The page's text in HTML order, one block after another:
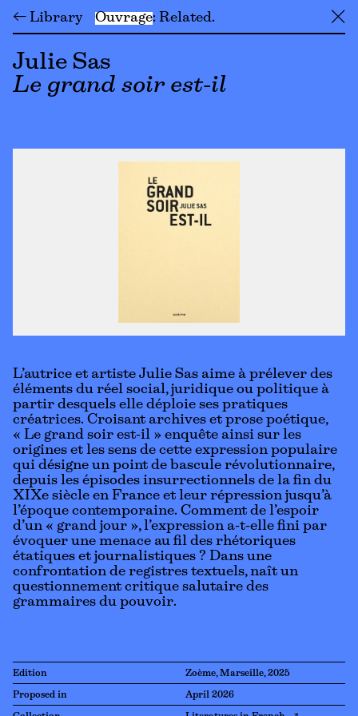
← Library Ouvrage Related ╳
Julie Sas
Le grand soir est-il
L’autrice et artiste Julie Sas aime à prélever des
éléments du réel social, juridique ou politique à
partir desquels elle déploie ses pratiques
créatrices. Croisant archives et prose poétique,
« Le grand soir est-il » enquête ainsi sur les
origines et les sens de cette expression populaire
qui désigne un point de bascule révolutionnaire,
depuis les épisodes insurrectionnels de la fin du
XIXe siècle en France et leur répression jusqu’à
l’époque contemporaine. Comment de l’espoir
d’un « grand jour », l’expression a-t-elle fini par
évoquer une menace au fil des rhétoriques
étatiques et journalistiques ? Dans une
confrontation de registres textuels, naît un
questionnement critique salutaire des
grammaires du pouvoir.
Edition Zoème, Marseille, 2025
Proposed in April 2026